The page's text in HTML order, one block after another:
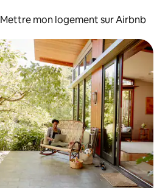
Mettre mon logement sur Airbnb